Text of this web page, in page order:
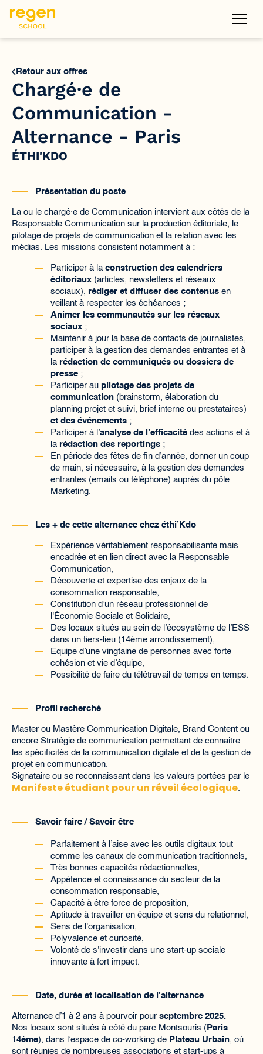
Retour aux offres
Chargé·e de
Communication -
Alternance - Paris
ÉTHI'KDO
Présentation du poste
La ou le chargé·e de Communication intervient aux côtés de la
Responsable Communication sur la production éditoriale, le
pilotage de projets de communication et la relation avec les
médias. Les missions consistent notamment à :
Participer à la construction des calendriers
éditoriaux (articles, newsletters et réseaux
sociaux), rédiger et diffuser des contenus en
veillant à respecter les échéances ;
Animer les communautés sur les réseaux
sociaux ;
Maintenir à jour la base de contacts de journalistes,
participer à la gestion des demandes entrantes et à
la rédaction de communiqués ou dossiers de
presse ;
Participer au pilotage des projets de
communication (brainstorm, élaboration du
planning projet et suivi, brief interne ou prestataires)
et des événements ;
Participer à l’analyse de l’efficacité des actions et à
la rédaction des reportings ;
En période des fêtes de fin d’année, donner un coup
de main, si nécessaire, à la gestion des demandes
entrantes (emails ou téléphone) auprès du pôle
Marketing.
Les + de cette alternance chez éthi’Kdo
Expérience véritablement responsabilisante mais
encadrée et en lien direct avec la Responsable
Communication,
Découverte et expertise des enjeux de la
consommation responsable,
Constitution d’un réseau professionnel de
l'Économie Sociale et Solidaire,
Des locaux situés au sein de l’écosystème de l’ESS
dans un tiers-lieu (14ème arrondissement),
Equipe d’une vingtaine de personnes avec forte
cohésion et vie d’équipe,
Possibilité de faire du télétravail de temps en temps.
Profil recherché
Master ou Mastère Communication Digitale, Brand Content ou
encore Stratégie de communication permettant de connaitre
les spécificités de la communication digitale et de la gestion de
projet en communication.
Signataire ou se reconnaissant dans les valeurs portées par le
Manifeste étudiant pour un réveil écologique.
Savoir faire / Savoir être
Parfaitement à l’aise avec les outils digitaux tout
comme les canaux de communication traditionnels,
Très bonnes capacités rédactionnelles,
Appétence et connaissance du secteur de la
consommation responsable,
Capacité à être force de proposition,
Aptitude à travailler en équipe et sens du relationnel,
Sens de l'organisation,
Polyvalence et curiosité,
Volonté de s'investir dans une start-up sociale
innovante à fort impact.
Date, durée et localisation de l’alternance
Alternance d’1 à 2 ans à pourvoir pour septembre 2025.
Nos locaux sont situés à côté du parc Montsouris ( Paris
14ème), dans l’espace de co-working de Plateau Urbain, où
sont réunies de nombreuses associations et start-ups à